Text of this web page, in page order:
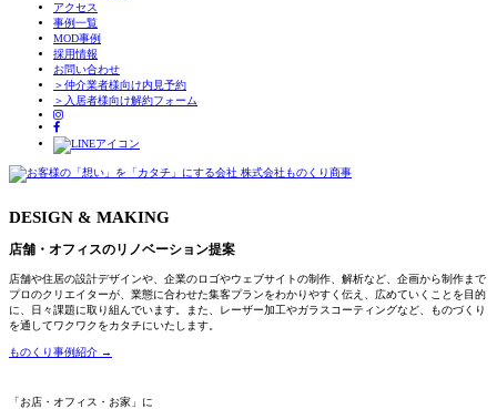
アクセス
事例一覧
MOD事例
採用情報
お問い合わせ
＞仲介業者様向け内見予約
＞入居者様向け解約フォーム
content
DESIGN & MAKING
店舗・オフィスのリノベーション提案
店舗や住居の設計デザインや、企業のロゴやウェブサイトの制作、解析など、企画から制作まで
プロのクリエイターが、業態に合わせた集客プランをわかりやすく伝え、広めていくことを目的
に、日々課題に取り組んでいます。また、レーザー加工やガラスコーティングなど、ものづくり
を通してワクワクをカタチにいたします。
ものくり事例紹介 →
「お店・オフィス・お家」に